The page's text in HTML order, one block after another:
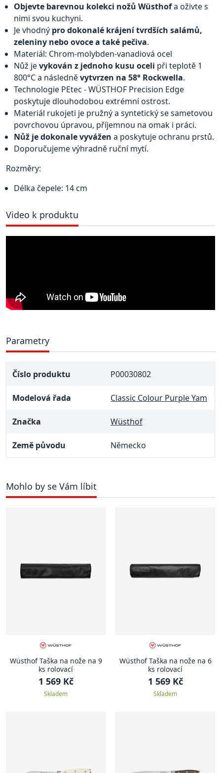
Objevte barevnou kolekci nožů Wüsthofa oživte s
nimi svou kuchyni.
Je vhodný pro dokonalé krájení tvrdších salámů,
zeleniny nebo ovoce a také pečiva.
Materiál: Chrom-molybden-vanadiová ocel
Nůž jevykován z jednoho kusu oceli při teplotě 1
800°C a následněvytvrzen na 58° Rockwella.
Technologie PEtec - WÜSTHOF Precision Edge
poskytuje dlouhodobou extrémní ostrost.
Materiál rukojeti je pružný a syntetický se sametovou
povrchovou úpravou, příjemnou na omak i práci.
Nůž je dokonale vyvážen a poskytuje ochranu prstů.
Doporučujeme výhradně ruční mytí.
Rozměry:
Délka čepele: 14 cm
Video k produktu
Parametry
Číslo produktu P00030802
Modelová řada Classic Colour Purple Yam
Značka Wüsthof
Země původu Německo
Mohlo by se Vám líbit
Wüsthof Taška na nože na 9
ks rolovací
1 569 Kč
Skladem
Wüsthof Taška na nože na 6
ks rolovací
1 569 Kč
Skladem